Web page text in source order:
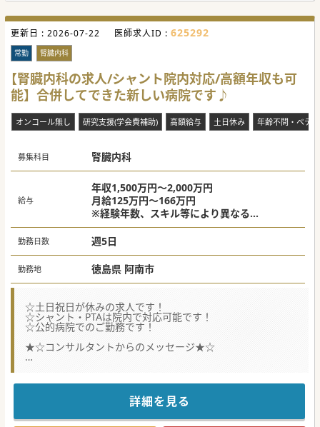
更新日 : 2026-07-22 医師求人ID : 625292
常勤 腎臓内科
【腎臓内科の求人/シャント院内対応/高額年収も可
能】合併してできた新しい病院です♪
オンコール無し 研究支援(学会費補助) 高額給与 土日休み 年齢不問・ベテ
募集科目 腎臓内科
給与
年収1,500万円～2,000万円
月給125万円～166万円
※経験年数、スキル等により異なる
上記は週5日の場合、月3～4回の当直代を含
む
勤務日数 週5日
勤務地 徳島県 阿南市
☆土日祝日が休みの求人です！
☆シャント・PTAは院内で対応可能です！
☆公的病院でのご勤務です！
★☆コンサルタントからのメッセージ★☆
ご興味がございましたらお気軽にお問い合わせください♪
詳細を見る